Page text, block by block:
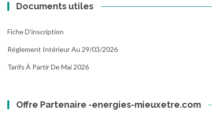
Documents utiles
Fiche D'inscription
Réglement Intérieur Au 29/03/2026
Tarifs À Partir De Mai 2026
Offre Partenaire -energies-mieuxetre.com